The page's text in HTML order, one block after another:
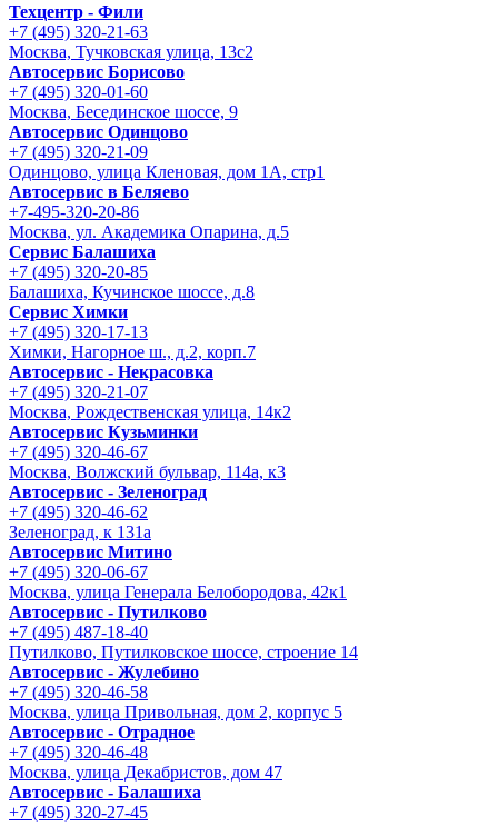
Техцентр - Фили
+7 (495) 320-21-63
Москва, Тучковская улица, 13с2
Автосервис Борисово
+7 (495) 320-01-60
Москва, Бесединское шоссе, 9
Автосервис Одинцово
+7 (495) 320-21-09
Одинцово, улица Кленовая, дом 1А, стр1
Автосервис в Беляево
+7-495-320-20-86
Москва, ул. Академика Опарина, д.5
Сервис Балашиха
+7 (495) 320-20-85
Балашиха, Кучинское шоссе, д.8
Сервис Химки
+7 (495) 320-17-13
Химки, Нагорное ш., д.2, корп.7
Автосервис - Некрасовка
+7 (495) 320-21-07
Москва, Рождественская улица, 14к2
Автосервис Кузьминки
+7 (495) 320-46-67
Москва, Волжский бульвар, 114а, к3
Автосервис - Зеленоград
+7 (495) 320-46-62
Зеленоград, к 131а
Автосервис Митино
+7 (495) 320-06-67
Москва, улица Генерала Белобородова, 42к1
Автосервис - Путилково
+7 (495) 487-18-40
Путилково, Путилковское шоссе, строение 14
Автосервис - Жулебино
+7 (495) 320-46-58
Москва, улица Привольная, дом 2, корпус 5
Автосервис - Отрадное
+7 (495) 320-46-48
Москва, улица Декабристов, дом 47
Автосервис - Балашиха
+7 (495) 320-27-45